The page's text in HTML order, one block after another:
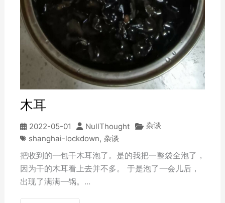
木耳
2022-05-01 NullThought
杂谈
shanghai-lockdown, 杂谈
把收到的一包干木耳泡了。是的我把一整袋全泡了，
因为干的木耳看上去并不多。 于是泡了一会儿后，
出现了满满一锅。...